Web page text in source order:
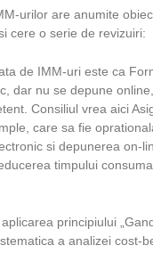
urilor are anumite
cere o serie de revizuiri:
de IMM-uri este ca
dar nu se depune
Consiliul vrea aici
care sa fie
si depunerea on-
timpului
principiului
a analizei cost-